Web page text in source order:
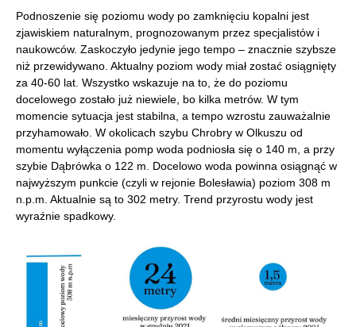
Podnoszenie się poziomu wody po zamknięciu kopalni jest
zjawiskiem naturalnym, prognozowanym przez specjalistów i
naukowców. Zaskoczyło jedynie jego tempo – znacznie szybsze
niż przewidywano. Aktualny poziom wody miał zostać osiągnięty
za 40-60 lat. Wszystko wskazuje na to, że do poziomu
docelowego zostało już niewiele, bo kilka metrów. W tym
momencie sytuacja jest stabilna, a tempo wzrostu zauważalnie
przyhamowało. W okolicach szybu Chrobry w Olkuszu od
momentu wyłączenia pomp woda podniosła się o 140 m, a przy
szybie Dąbrówka o 122 m. Docelowo woda powinna osiągnąć w
najwyższym punkcie (czyli w rejonie Bolesławia) poziom 308 m
n.p.m. Aktualnie są to 302 metry. Trend przyrostu wody jest
wyraźnie spadkowy.